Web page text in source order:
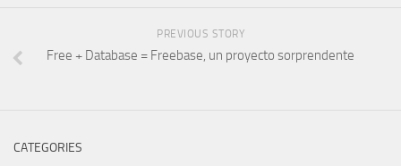
PREVIOUS STORY
Free + Database = Freebase, un proyecto sorprendente
CATEGORIES